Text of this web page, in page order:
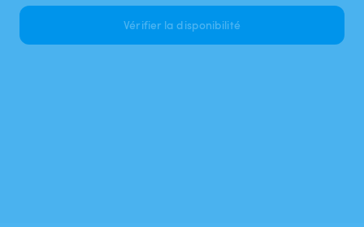
Vérifier la disponibilité